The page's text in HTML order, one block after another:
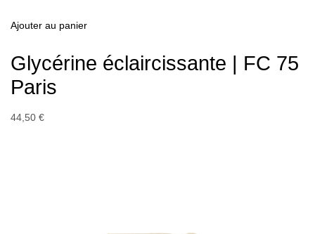
Ajouter au panier
Glycérine éclaircissante | FC 75
Paris
44,50 €